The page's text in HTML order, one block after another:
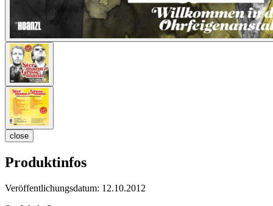
close
Produktinfos
Veröffentlichungsdatum: 12.10.2012